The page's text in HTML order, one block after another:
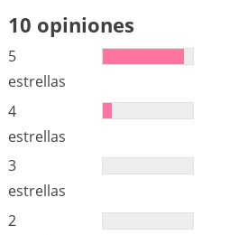
10 opiniones
5
estrellas
4
estrellas
3
estrellas
2